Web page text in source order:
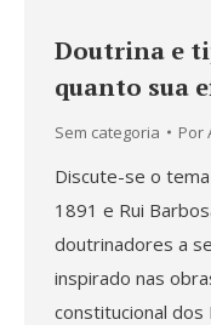
Doutrina e
quanto sua
Sem categoria Por
Discute-se o
1891 e Rui
doutrinadores a
inspirado nas
constitucional dos